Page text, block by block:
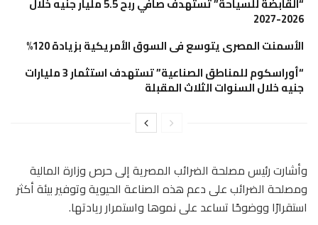
2026-2027
الأسمنت المصرى يتوسع فى السوق الأمريكية بزيادة 120%
“أوراسكوم للمناطق الصناعية” تستهدف استثمار 3 مليارات
جنيه خلال السنوات الثلاث المقبلة
وأشارت رئيس مصلحة الضرائب المصرية إلى حرص وزارة المالية
ومصلحة الضرائب على دعم هذه الصناعة الحيوية وتوفير بيئة أكثر
استقرارًا ووضوحًا تساعد على نموها واستمرار ريادتها.